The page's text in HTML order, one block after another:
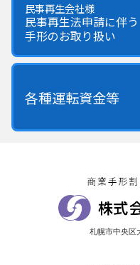
民事再生会社様
民事再生法申請に伴う
手形のお取り扱い
各種運転資金等
札幌市中央区